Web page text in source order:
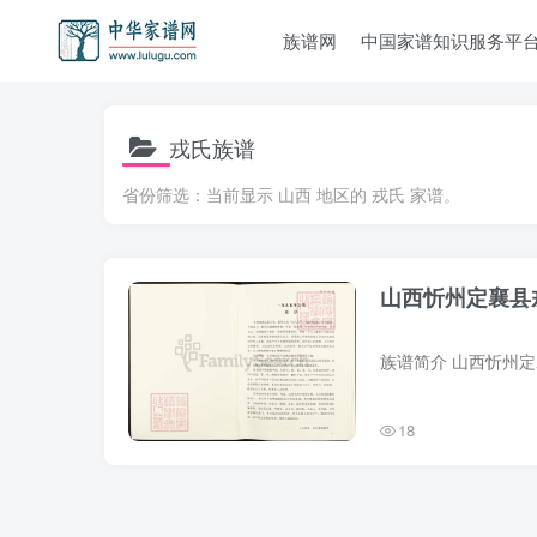
族谱网 中国家谱知识服务平
戎氏族谱
省份筛选：当前显示 山西 地区的 戎氏 家谱。
山西忻州定襄
18